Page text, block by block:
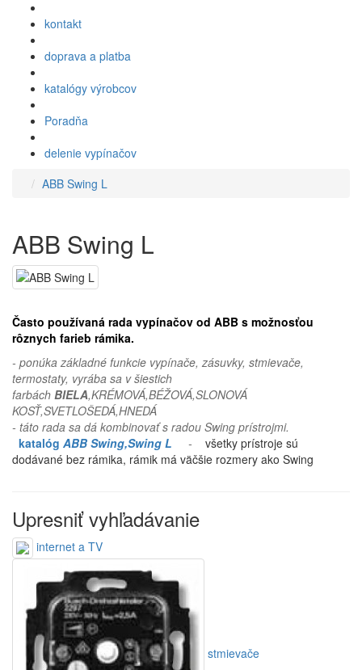
kontakt
doprava a platba
katalógy výrobcov
Poradňa
delenie vypínačov
ABB Swing L
ABB Swing L
Často používaná rada vypínačov od ABB s možnosťou
rôznych farieb rámika.
- ponúka základné funkcie vypínače, zásuvky, stmievače,
termostaty, vyrába sa v šiestich
farbách BIELA,KRÉMOVÁ,BÉŽOVÁ,SLONOVÁ
KOSŤ,SVETLOŠEDÁ,HNEDÁ
- táto rada sa dá kombinovať s radou Swing prístrojmi.
katalóg ABB Swing,Swing L -
všetky prístroje sú
dodávané bez rámika, rámik má väčšie rozmery ako Swing
Upresniť vyhľadávanie
internet a TV
stmievače